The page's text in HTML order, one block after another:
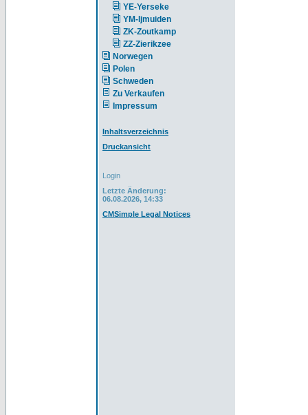
YE-Yerseke
YM-Ijmuiden
ZK-Zoutkamp
ZZ-Zierikzee
Norwegen
Polen
Schweden
Zu Verkaufen
Impressum
Inhaltsverzeichnis
Druckansicht
Login
Letzte Änderung:
06.08.2026, 14:33
CMSimple Legal Notices